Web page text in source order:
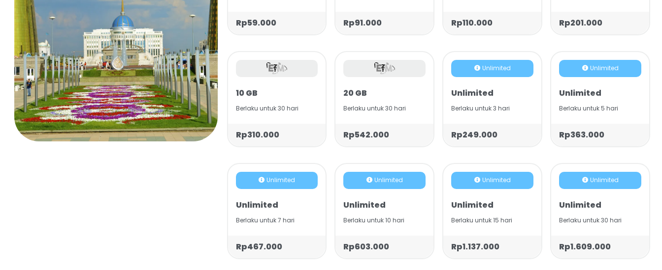
Rp59.000 Rp91.000 Rp110.000 Rp201.000
10 GB
Berlaku untuk 30 hari
Rp310.000
20 GB
Berlaku untuk 30 hari
Rp542.000
Unlimited
Unlimited
Berlaku untuk 3 hari
Rp249.000
Unlimited
Unlimited
Berlaku untuk 5 hari
Rp363.000
Unlimited
Unlimited
Berlaku untuk 7 hari
Rp467.000
Unlimited
Unlimited
Berlaku untuk 10 hari
Rp603.000
Unlimited
Unlimited
Berlaku untuk 15 hari
Rp1.137.000
Unlimited
Unlimited
Berlaku untuk 30 hari
Rp1.609.000